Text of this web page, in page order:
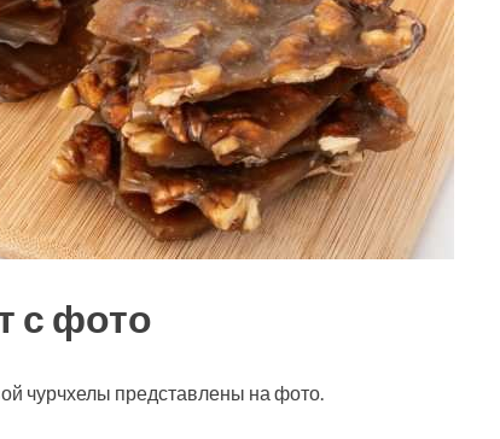
с фото
чурчхелы представлены на фото.